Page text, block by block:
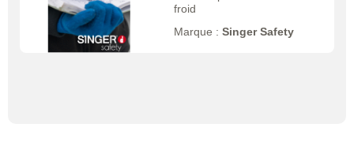
froid
Marque :Singer Safety